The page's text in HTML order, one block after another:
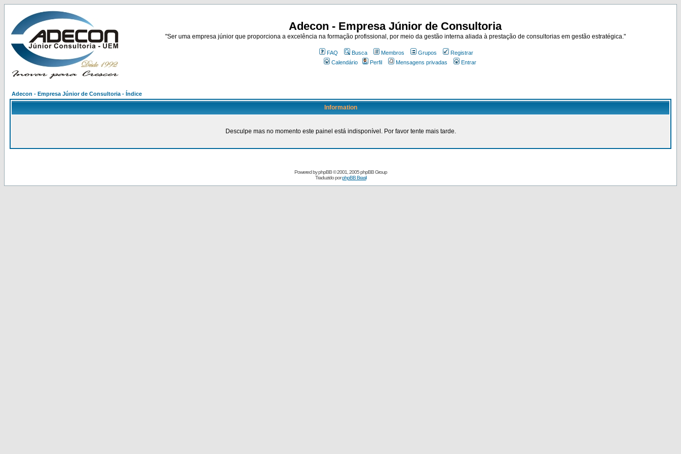
Adecon - Empresa Júnior de Consultoria
"Ser uma empresa júnior que proporciona a excelência na formação profissional, por meio da gestão interna aliada à prestação de consultorias em gestão estratégica."
FAQ Busca Membros Grupos
Registrar
Calendário
Perfil Mensagens privadas Entrar
Adecon - Empresa Júnior de Consultoria - Índice
Information
Desculpe mas no momento este painel está indisponível. Por favor tente mais tarde.
Powered byphpBB© 2001, 2005 phpBB Group
Traduzido porphpBB Brasil